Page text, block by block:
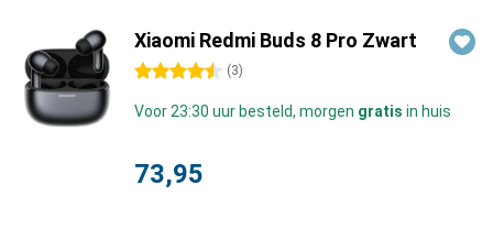
Xiaomi Redmi Buds 8 Pro Zwart
4.5 sterren (3)
Voor 23:30 uur besteld, morgen gratis in huis
73,95